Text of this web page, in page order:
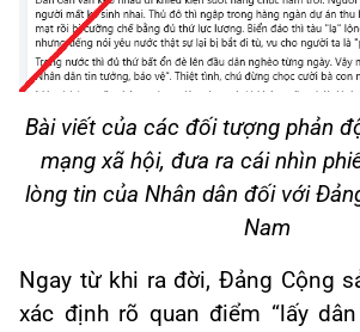
Bài viết của các đối tượng phản
mạng xã hội, đưa ra cái nhìn
lòng tin của Nhân dân đối với
Nam
Ngay từ khi ra đời, Đảng Cộng
xác định rõ quan điểm “lấy